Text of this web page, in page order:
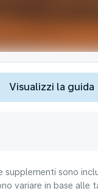
Visualizzi la guida
sono
variare in base alle